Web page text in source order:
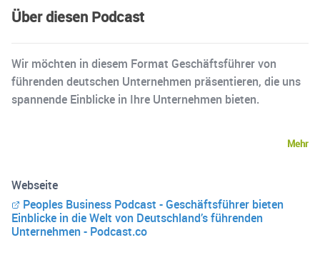
Über diesen Podcast
Wir möchten in diesem Format Geschäftsführer von
führenden deutschen Unternehmen präsentieren, die uns
spannende Einblicke in Ihre Unternehmen bieten.
Mehr
Webseite
Peoples Business Podcast - Geschäftsführer bieten
Einblicke in die Welt von Deutschland’s führenden
Unternehmen - Podcast.co